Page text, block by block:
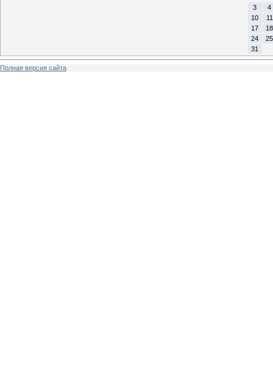
3
4
10
11
17
18
24
25
31
Полная версия сайта